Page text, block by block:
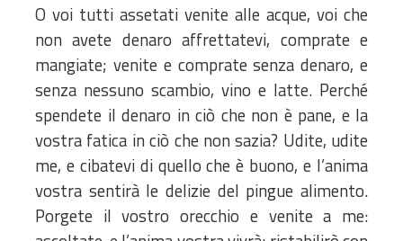
O voi tutti assetati venite alle acque, voi che
non avete denaro affrettatevi, comprate e
mangiate; venite e comprate senza denaro, e
senza nessuno scambio, vino e latte. Perché
spendete il denaro in ciò che non è pane, e la
vostra fatica in ciò che non sazia? Udite, udite
me, e cibatevi di quello che è buono, e l’anima
vostra sentirà le delizie del pingue alimento.
Porgete il vostro orecchio e venite a me: